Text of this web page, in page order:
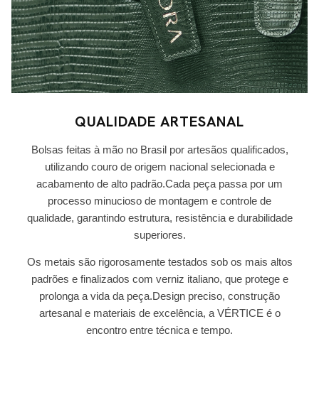
QUALIDADE ARTESANAL
Bolsas feitas à mão no Brasil por artesãos qualificados,
utilizando couro de origem nacional selecionada e
acabamento de alto padrão.Cada peça passa por um
processo minucioso de montagem e controle de
qualidade, garantindo estrutura, resistência e durabilidade
superiores.
Os metais são rigorosamente testados sob os mais altos
padrões e finalizados com verniz italiano, que protege e
prolonga a vida da peça.Design preciso, construção
artesanal e materiais de excelência, a VÉRTICE é o
encontro entre técnica e tempo.